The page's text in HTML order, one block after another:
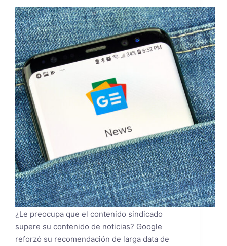
¿Le preocupa que el contenido sindicado
supere su contenido de noticias? Google
reforzó su recomendación de larga data de